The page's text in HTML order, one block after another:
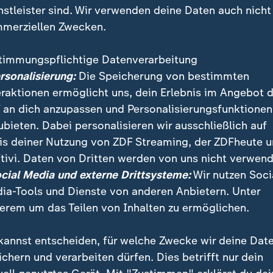
wegen heftiger Regenfälle und
Menschen geflüchtet. Das Land befindet sich in
Krise.
sind. Wir verwenden deine Daten auch nicht
Zwecken.
Datenverarbeitung
Die Speicherung von bestimmten
ermöglicht uns, dein Erlebnis im Angebot
an dich anzupassen und Personalisierungsfunktionen
Dabei personalisieren wir ausschließlich auf
deiner Nutzung von ZDF Streaming, der ZDFheute
Daten von Dritten werden von uns nicht
Media und externe Drittsysteme:Wir nutzen
Tools und Dienste von anderen Anbietern. Unter
um das Teilen von Inhalten zu ermöglichen.
entscheiden, für welche Zwecke wir deine
und verarbeiten dürfen. Dies betrifft nur dein